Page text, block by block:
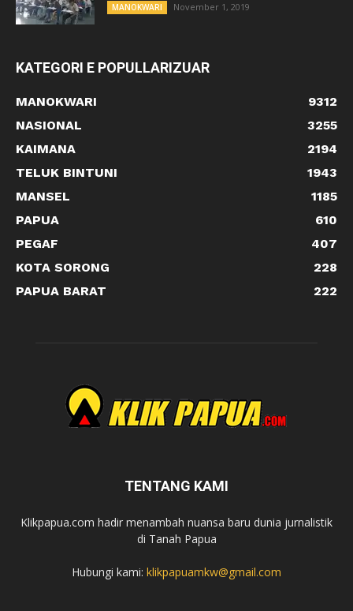
MANOKWARI November 1, 2019
KATEGORI E POPULLARIZUAR
MANOKWARI
9312
NASIONAL
3255
KAIMANA
2194
TELUK BINTUNI
1943
MANSEL
1185
PAPUA
610
PEGAF
407
KOTA SORONG
228
PAPUA BARAT
222
TENTANG KAMI
Klikpapua.com hadir menambah nuansa baru dunia jurnalistik
di Tanah Papua
Hubungi kami: klikpapuamkw@gmail.com